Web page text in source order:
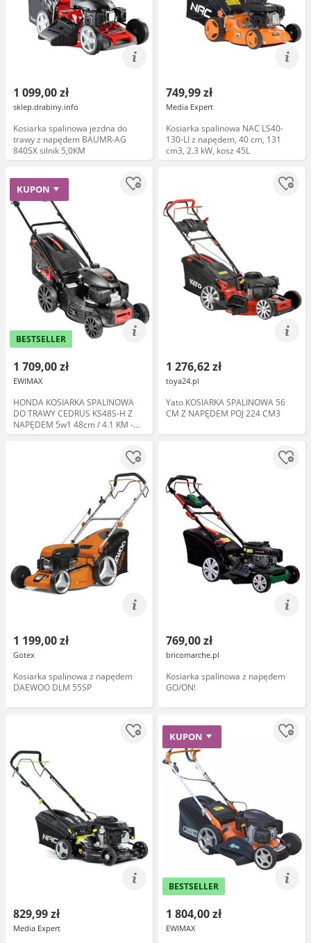
1 099,00 zł
sklep.drabiny.info
Kosiarka spalinowa jezdna do
trawy z napędem BAUMR-AG
840SX silnik 5,0KM
749,99 zł
Media Expert
Kosiarka spalinowa NAC LS40-
130-LI z napędem, 40 cm, 131
cm3, 2.3 kW, kosz 45L
KUPON
BESTSELLER
1 709,00 zł
EWIMAX
HONDA KOSIARKA SPALINOWA
DO TRAWY CEDRUS KS48S-H Z
NAPĘDEM 5w1 48cm / 4.1 KM -
EWIMAX
1 276,62 zł
toya24.pl
Yato KOSIARKA SPALINOWA 56
CM Z NAPĘDEM POJ 224 CM3
1 199,00 zł
Gotex
Kosiarka spalinowa z napędem
DAEWOO DLM 55SP
769,00 zł
bricomarche.pl
Kosiarka spalinowa z napędem
GO/ON!
829,99 zł
Media Expert
KUPON
BESTSELLER
1 804,00 zł
EWIMAX